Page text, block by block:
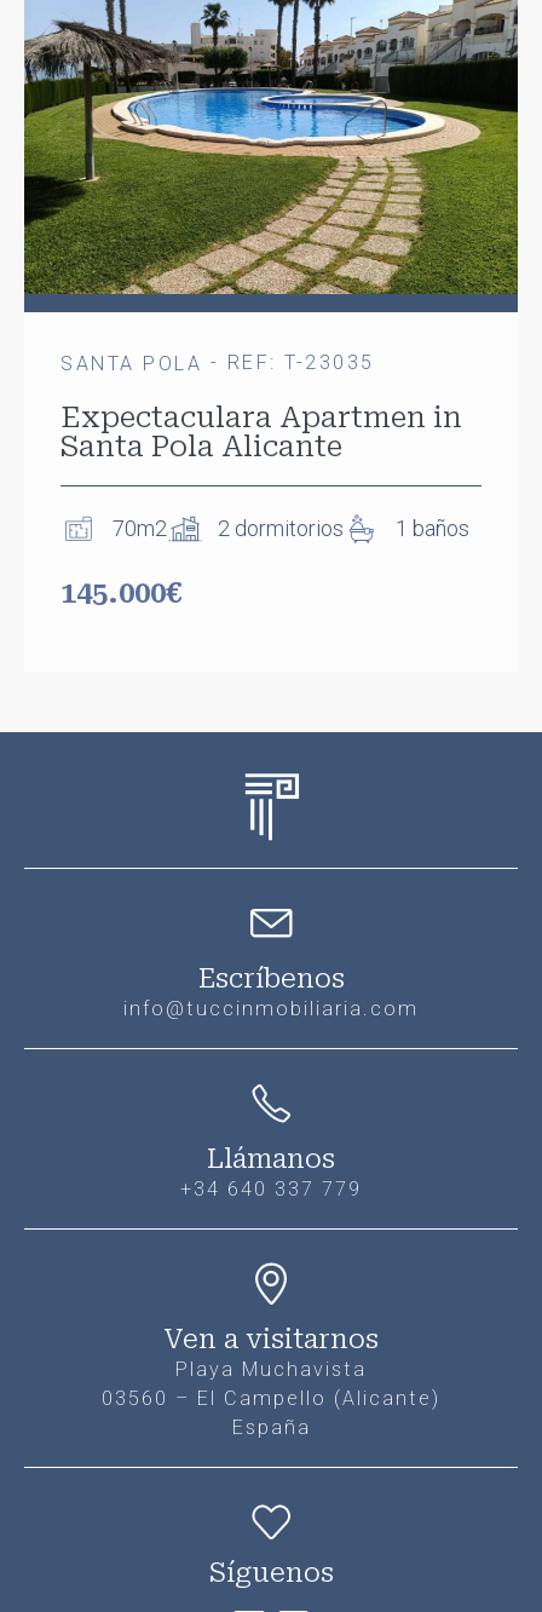
SANTA POLA - REF: T-23035
Expectaculara Apartmen in
Santa Pola Alicante
70m2 2 dormitorios 1 baños
145.000€
Escríbenos
info@tuccinmobiliaria.com
Llámanos
+34 640 337 779
Ven a visitarnos
Playa Muchavista
03560 – El Campello (Alicante)
España
Síguenos